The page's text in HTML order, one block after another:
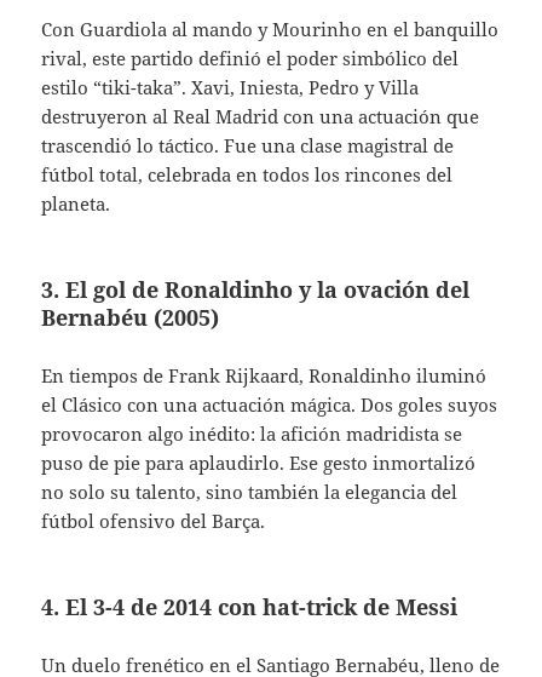
Con Guardiola al mando y Mourinho en el banquillo
rival, este partido definió el poder simbólico del
estilo “tiki-taka”. Xavi, Iniesta, Pedro y Villa
destruyeron al Real Madrid con una actuación que
trascendió lo táctico. Fue una clase magistral de
fútbol total, celebrada en todos los rincones del
planeta.
3. El gol de Ronaldinho y la ovación del
Bernabéu (2005)
En tiempos de Frank Rijkaard, Ronaldinho iluminó
el Clásico con una actuación mágica. Dos goles suyos
provocaron algo inédito: la afición madridista se
puso de pie para aplaudirlo. Ese gesto inmortalizó
no solo su talento, sino también la elegancia del
fútbol ofensivo del Barça.
4. El 3-4 de 2014 con hat-trick de Messi
Un duelo frenético en el Santiago Bernabéu, lleno de